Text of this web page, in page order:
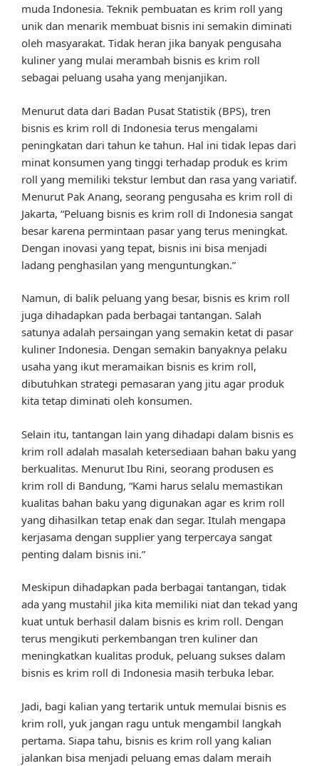
muda Indonesia. Teknik pembuatan es krim roll yang
unik dan menarik membuat bisnis ini semakin diminati
oleh masyarakat. Tidak heran jika banyak pengusaha
kuliner yang mulai merambah bisnis es krim roll
sebagai peluang usaha yang menjanjikan.
Menurut data dari Badan Pusat Statistik (BPS), tren
bisnis es krim roll di Indonesia terus mengalami
peningkatan dari tahun ke tahun. Hal ini tidak lepas dari
minat konsumen yang tinggi terhadap produk es krim
roll yang memiliki tekstur lembut dan rasa yang variatif.
Menurut Pak Anang, seorang pengusaha es krim roll di
Jakarta, “Peluang bisnis es krim roll di Indonesia sangat
besar karena permintaan pasar yang terus meningkat.
Dengan inovasi yang tepat, bisnis ini bisa menjadi
ladang penghasilan yang menguntungkan.”
Namun, di balik peluang yang besar, bisnis es krim roll
juga dihadapkan pada berbagai tantangan. Salah
satunya adalah persaingan yang semakin ketat di pasar
kuliner Indonesia. Dengan semakin banyaknya pelaku
usaha yang ikut meramaikan bisnis es krim roll,
dibutuhkan strategi pemasaran yang jitu agar produk
kita tetap diminati oleh konsumen.
Selain itu, tantangan lain yang dihadapi dalam bisnis es
krim roll adalah masalah ketersediaan bahan baku yang
berkualitas. Menurut Ibu Rini, seorang produsen es
krim roll di Bandung, “Kami harus selalu memastikan
kualitas bahan baku yang digunakan agar es krim roll
yang dihasilkan tetap enak dan segar. Itulah mengapa
kerjasama dengan supplier yang terpercaya sangat
penting dalam bisnis ini.”
Meskipun dihadapkan pada berbagai tantangan, tidak
ada yang mustahil jika kita memiliki niat dan tekad yang
kuat untuk berhasil dalam bisnis es krim roll. Dengan
terus mengikuti perkembangan tren kuliner dan
meningkatkan kualitas produk, peluang sukses dalam
bisnis es krim roll di Indonesia masih terbuka lebar.
Jadi, bagi kalian yang tertarik untuk memulai bisnis es
krim roll, yuk jangan ragu untuk mengambil langkah
pertama. Siapa tahu, bisnis es krim roll yang kalian
jalankan bisa menjadi peluang emas dalam meraih